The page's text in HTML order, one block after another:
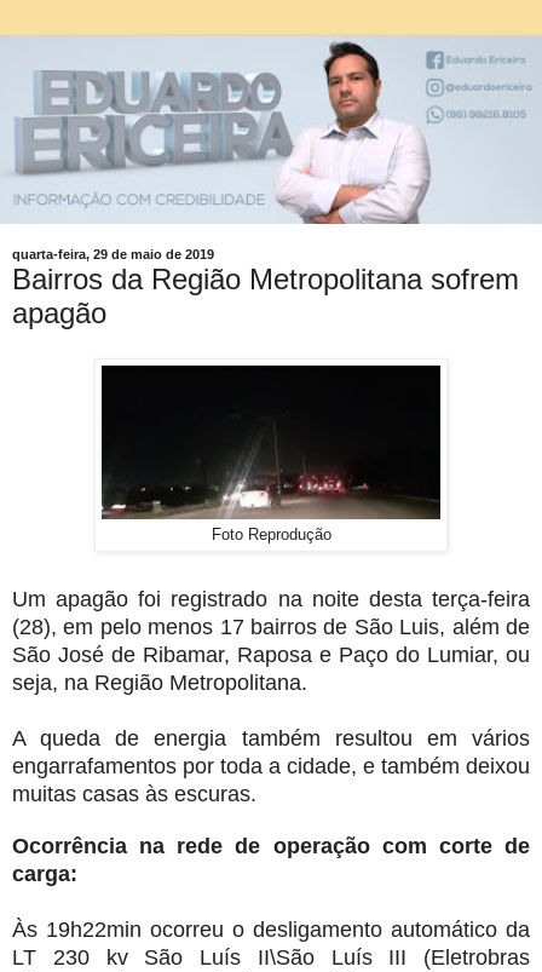
quarta-feira, 29 de maio de 2019
Bairros da Região Metropolitana sofrem
apagão
Foto Reprodução
Um apagão foi registrado na noite desta terça-feira
(28), em pelo menos 17 bairros de São Luis, além de
São José de Ribamar, Raposa e Paço do Lumiar, ou
seja, na Região Metropolitana.
A queda de energia também resultou em vários
engarrafamentos por toda a cidade, e também deixou
muitas casas às escuras.
Ocorrência na rede de operação com corte de
carga:
Às 19h22min ocorreu o desligamento automático da
LT 230 kv São Luís II\São Luís III (Eletrobras